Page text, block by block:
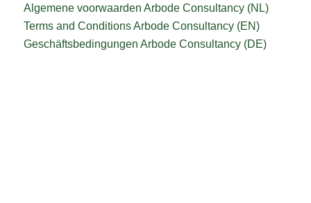
Algemene voorwaarden Arbode Consultancy (NL)
Terms and Conditions Arbode Consultancy (EN)
Geschäftsbedingungen Arbode Consultancy (DE)